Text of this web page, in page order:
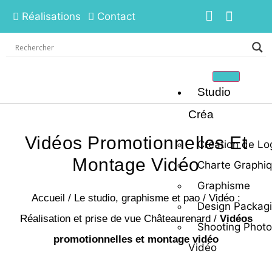
Réalisations Contact
Studio
Créa
Création de
Charte
Graphisme
Design
Shooting
Vidéo
Vidéos Promotionnelles Et
Montage Vidéo
Accueil / Le studio, graphisme et pao / Vidéo :
Réalisation et prise de vue Châteaurenard / Vidéos
promotionnelles et montage vidéo